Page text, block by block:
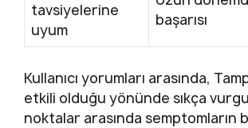
tavsiyelerine
uyum
başarısı
Kullanıcı yorumları arasında,
etkili olduğu yönünde sıkça
noktalar arasında semptomların